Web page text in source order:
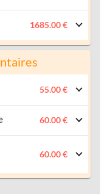
1685.00 €
55.00 €
60.00 €
60.00 €